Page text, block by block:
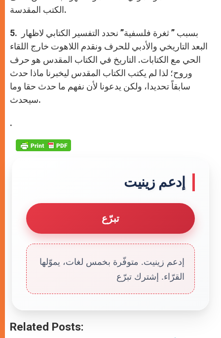
الكتب المقدسة.
5. بسبب ” ثغرة فلسفية” نحدد التفسير الكتابي لاظهار
البعد التاريخي والأدبي للحرف ونقدم اللاهوت خارج اللقاء
الحي مع الكتابات. التاريخ في الكتاب المقدس هو حرف
وروح؛ لذا لم يكتب الكتاب المقدس ليخبرنا ماذا حدث
سابقاً تحديدا، ولكن يدعونا لأن نفهم ما حدث حقا وما
سيحدث.
.
إدعم زينيت
تبرّع
إدعم زينيت. متوفّرة بخمس لغات، يموّلها
القرّاء. إشترك تبرّع
Related Posts: